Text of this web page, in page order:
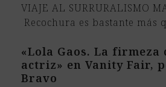
VIAJE AL
Recochura es bastante más
«Lola Gaos. La firmeza
actriz» en Vanity Fair,
Bravo